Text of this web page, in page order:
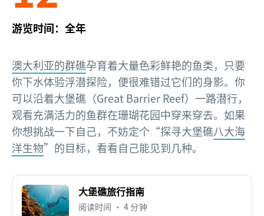
游览时间：全年
澳大利亚的群礁孕育着大量色彩鲜艳的鱼类，只要
你下水体验浮潜探险，便很难错过它们的身影。你
可以沿着大堡礁（Great Barrier Reef）一路潜行，
观看充满活力的鱼群在珊瑚花园中穿来穿去。如果
你想挑战一下自己，不妨定个“探寻大堡礁八大海
洋生物”的目标，看看自己能见到几种。
大堡礁旅行指南
阅读时间 • 4 分钟